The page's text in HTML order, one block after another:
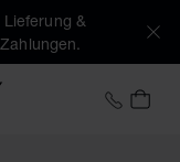
&
+41